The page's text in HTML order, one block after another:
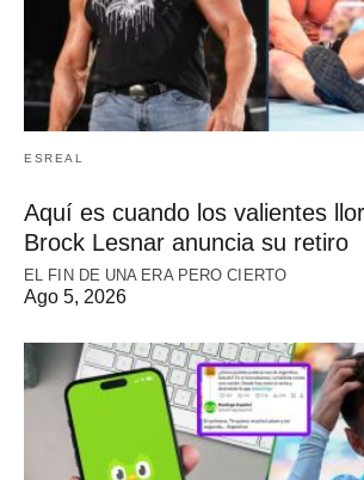
ESREAL
Aquí es cuando los valientes
Brock Lesnar anuncia su retiro
EL FIN DE UNA ERA PERO CIERTO
Ago 5, 2026